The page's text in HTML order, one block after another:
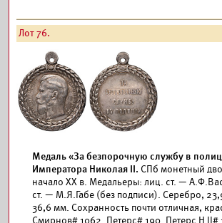
Лот 76.
Медаль «За безпорочную службу в
Императора Николая II. СПб монетный
начало XX в. Медальеры: лиц. ст. —
ст. — М.Я.Габе (без подписи). Серебро,
36,6 мм. Сохранность почти отличная,
Смирнов# 1062. Петерс# 190. Петерс Н II#